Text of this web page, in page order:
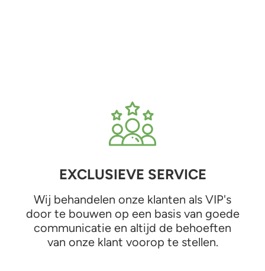
EXCLUSIEVE SERVICE
Wij behandelen onze klanten als VIP's
door te bouwen op een basis van goede
communicatie en altijd de behoeften
van onze klant voorop te stellen.